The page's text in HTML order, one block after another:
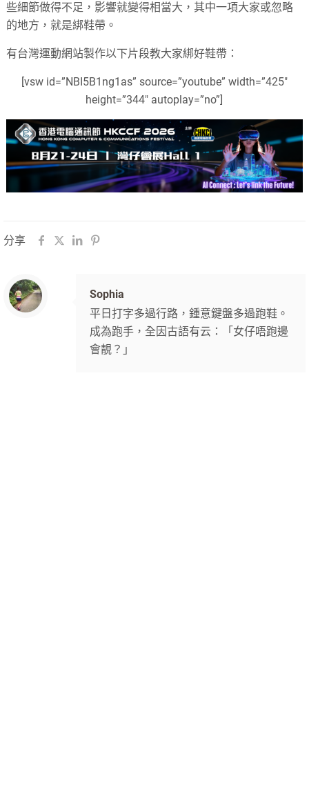
些細節做得不足，影響就變得相當大，其中一項大家或忽略
的地方，就是綁鞋帶。
有台灣運動網站製作以下片段教大家綁好鞋帶：
[vsw id=”NBI5B1ng1as” source=”youtube” width=”425″
height=”344″ autoplay=”no”]
分享
Sophia
平日打字多過行路，鍾意鍵盤多過跑鞋。
成為跑手，全因古語有云：「女仔唔跑邊
會靚？」